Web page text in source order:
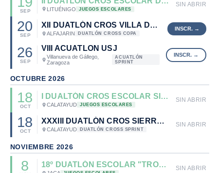
SEP LITUÉNIGO JUEGOS ESCOLARES
SIN ABRIR
20
SEP
XII DUATLÓN CROS VILLA DE ALFAJARIN
ALFAJARIN DUATLÓN CROSS COPA
26
SEP
VIII ACUATLON USJ
Villanueva de Gállego,
Zaragoza
ACUATLÓN
SPRINT
OCTUBRE 2026
18
OCT
I DUALTÓN CROS ESCOLAR SIERRA DE ARMANTES
CALATAYUD JUEGOS ESCOLARES
SIN ABRIR
18
OCT
XXXIII DUATLÓN CROS SIERRA DE ARMANTES
CALATAYUD DUATLÓN CROSS SPRINT
SIN ABRIR
NOVIEMBRE 2026
8 18º DUATLÓN ESCOLAR "TROFEO MAYENCOS" SIN ABRIR